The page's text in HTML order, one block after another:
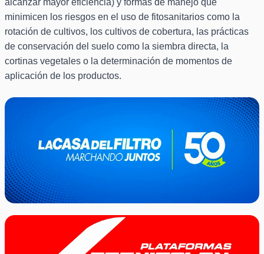
alcanzar mayor eficiencia) y formas de manejo que
minimicen los riesgos en el uso de fitosanitarios como la
rotación de cultivos, los cultivos de cobertura, las prácticas
de conservación del suelo como la siembra directa, la
cortinas vegetales o la determinación de momentos de
aplicación de los productos.